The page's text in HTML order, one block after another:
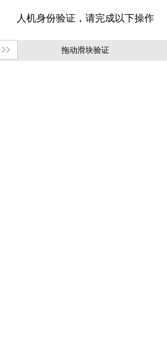
拖动滑块验证